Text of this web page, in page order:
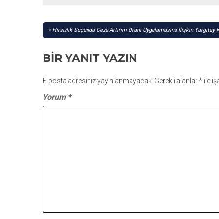
YAZI
Hırsızlık Suçunda Ceza Artırım Oranı Uygulamasına İlişkin Yargıtay
BIR YANIT YAZIN
E-posta adresiniz yayınlanmayacak. Gerekli alanlar* ile
Yorum *